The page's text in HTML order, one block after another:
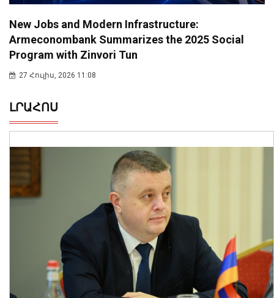
New Jobs and Modern Infrastructure:
Armeconombank Summarizes the 2025 Social
Program with Zinvori Tun
27 Հուլիս, 2026 11:08
ԼՐԱՀՈՍ